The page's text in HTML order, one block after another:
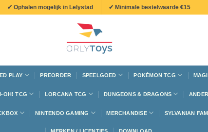
✔ Ophalen mogelijk in Lelystad ✔ Minimale bestelwaarde €15
PLAY PREORDER SPEELGOED POKÉMON TCG
OH! TCG LORCANA TCG DUNGEONS & DRAGONS
NINTENDO GAMING MERCHANDISE SYLVANIAN